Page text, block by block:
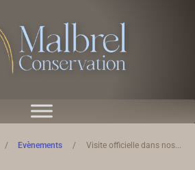
/ Evènements / Visite officielle dans nos...